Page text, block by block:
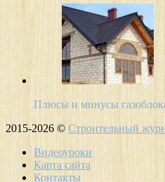
Плюсы и минусы
2015-2026 © Строительный
Видеоуроки
Карта сайта
Контакты